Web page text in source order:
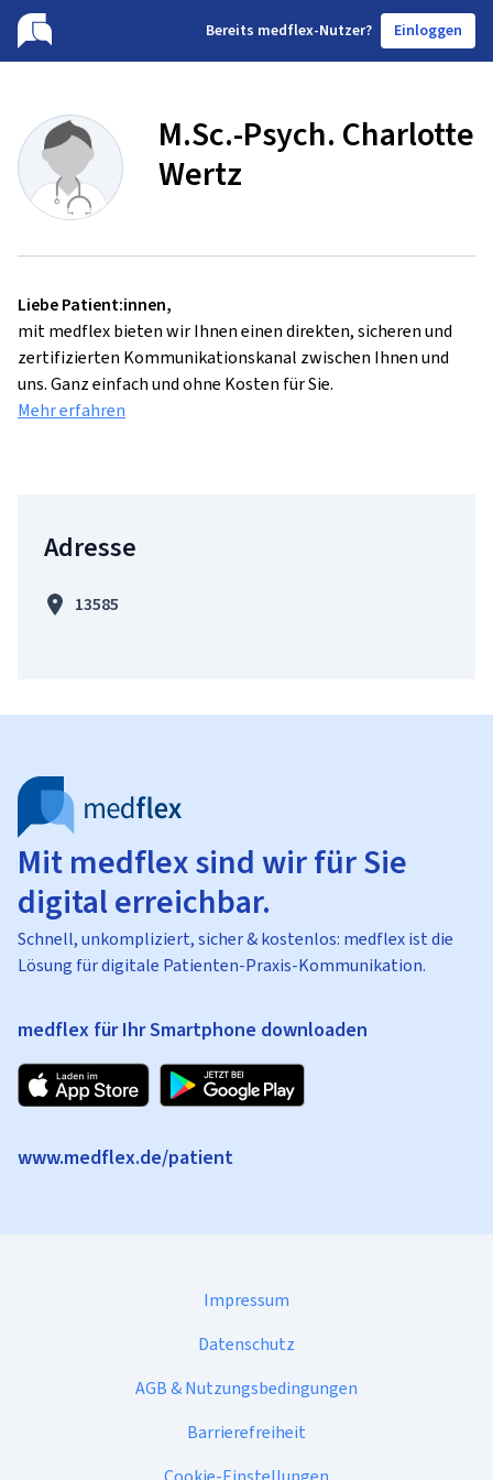
Bereits medflex-Nutzer? Einloggen
M.Sc.-Psych. Charlotte
Wertz
Liebe Patient:innen,
mit medflex bieten wir Ihnen einen direkten, sicheren und
zertifizierten Kommunikationskanal zwischen Ihnen und
uns. Ganz einfach und ohne Kosten für Sie.
Mehr erfahren
Adresse
13585
Mit medflex sind wir für Sie
digital erreichbar.
Schnell, unkompliziert, sicher & kostenlos: medflex ist die
Lösung für digitale Patienten-Praxis-Kommunikation.
medflex für Ihr Smartphone downloaden
www.medflex.de/patient
Impressum
Datenschutz
AGB & Nutzungsbedingungen
Barrierefreiheit